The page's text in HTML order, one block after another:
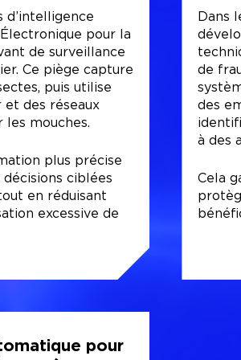
d’intelligence
pour la
de surveillance
Ce piège capture
puis utilise
et des réseaux
mouches.
plus précise
ciblées
en réduisant
excessive de
Dans
de
des
à des
Cela
pour